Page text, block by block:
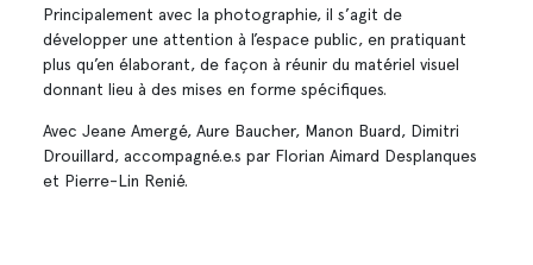
Principalement avec la photographie, il s’agit de
développer une attention à l’espace public, en pratiquant
plus qu’en élaborant, de façon à réunir du matériel visuel
donnant lieu à des mises en forme spécifiques.
Avec Jeane Amergé, Aure Baucher, Manon Buard, Dimitri
Drouillard, accompagné.e.s par Florian Aimard Desplanques
et Pierre-Lin Renié.